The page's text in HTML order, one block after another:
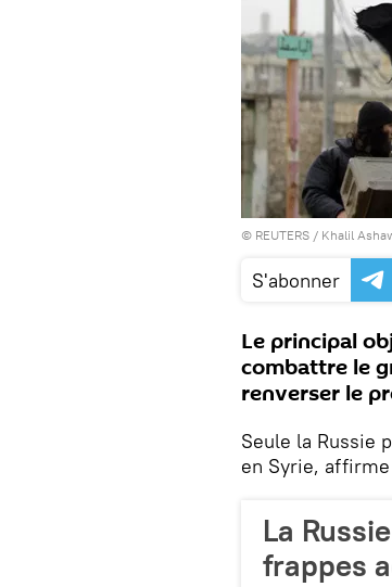
© REUTERS / Khalil
S'abonner
Le principal
combattre le
renverser le
Seule la Russie
en Syrie, affirme
La
frappes